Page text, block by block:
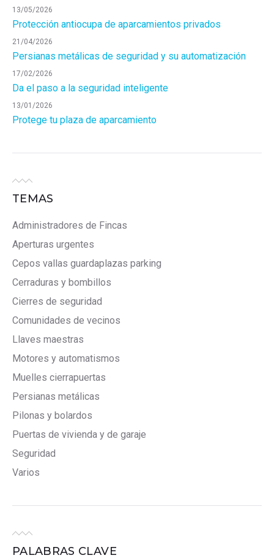
Protección antiocupa de aparcamientos privados
13/05/2026
Persianas metálicas de seguridad y su automatización
21/04/2026
Da el paso a la seguridad inteligente
17/02/2026
Protege tu plaza de aparcamiento
13/01/2026
TEMAS
Administradores de Fincas
Aperturas urgentes
Cepos vallas guardaplazas parking
Cerraduras y bombillos
Cierres de seguridad
Comunidades de vecinos
Llaves maestras
Motores y automatismos
Muelles cierrapuertas
Persianas metálicas
Pilonas y bolardos
Puertas de vivienda y de garaje
Seguridad
Varios
PALABRAS CLAVE